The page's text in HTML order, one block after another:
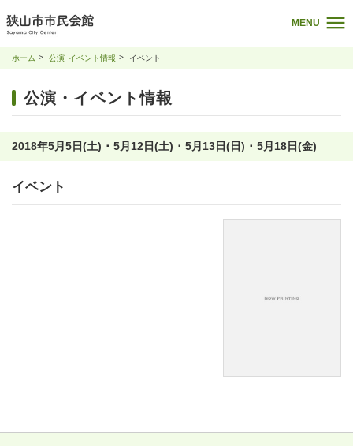
MENU
ホーム 公演･イベント情報 イベント
公演・イベント情報
2018年5月5日(土) ･ 5月12日(土) ･ 5月13日(日) ･ 5月18日(金)
イベント